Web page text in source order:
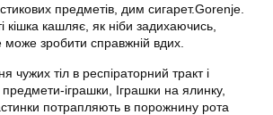
предметів, дим сигарет.Gorenje.
кішка кашляє, як ніби задихаючись,
може зробити справжній вдих.
чужих тіл в респіраторний тракт і
предмети-іграшки, Іграшки на ялинку,
потрапляють в порожнину рота